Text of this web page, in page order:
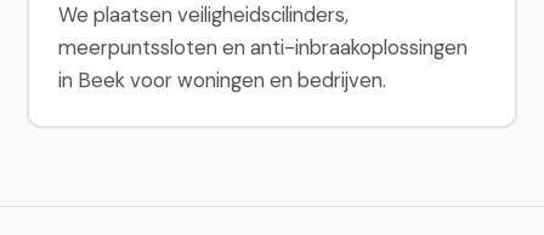
We plaatsen veiligheidscilinders,
meerpuntssloten en anti-inbraakoplossingen
in Beek voor woningen en bedrijven.